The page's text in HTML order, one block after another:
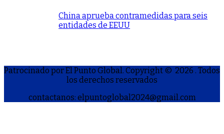
China aprueba contramedidas para seis
entidades de EEUU
Patrocinado por El Punto Global. Copyright © 2026 . Todos
los derechos reservados
contactanos: elpuntoglobal2024@gmail.com